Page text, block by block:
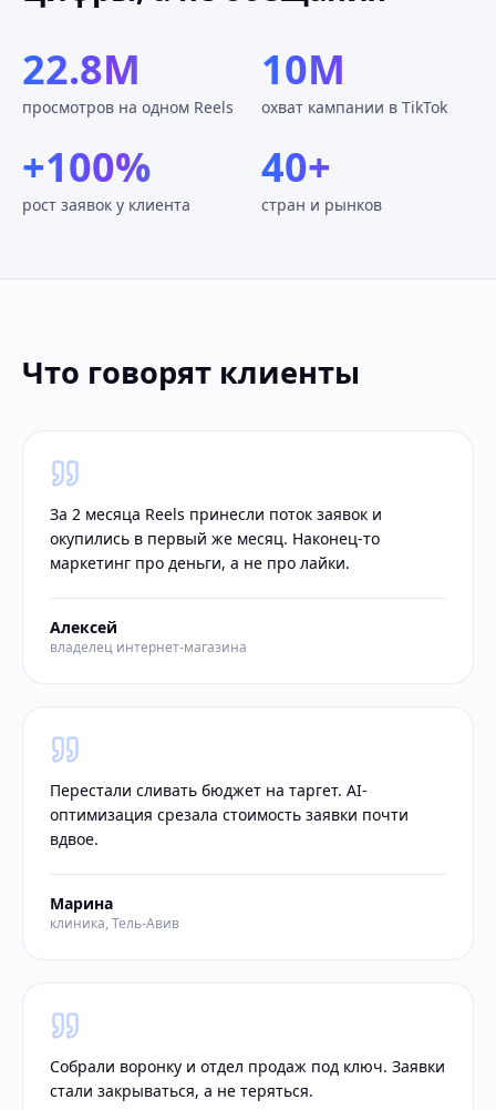
22.8M
просмотров на одном Reels
10M
охват кампании в TikTok
+100%
рост заявок у клиента
40+
стран и рынков
Что говорят клиенты
За 2 месяца Reels принесли поток заявок и
окупились в первый же месяц. Наконец-то
маркетинг про деньги, а не про лайки.
Алексей
владелец интернет-магазина
Перестали сливать бюджет на таргет. AI-
оптимизация срезала стоимость заявки почти
вдвое.
Марина
клиника, Тель-Авив
Собрали воронку и отдел продаж под ключ. Заявки
стали закрываться, а не теряться.